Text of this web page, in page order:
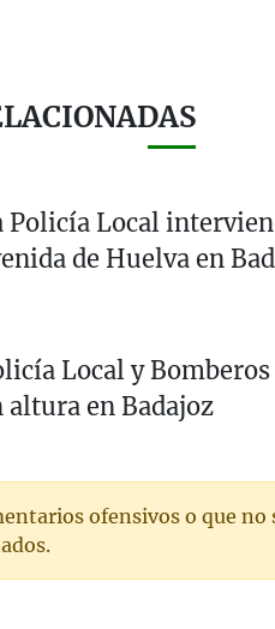
Policía Local
de Huelva en
Local y
altura en Badajoz
ofensivos o que